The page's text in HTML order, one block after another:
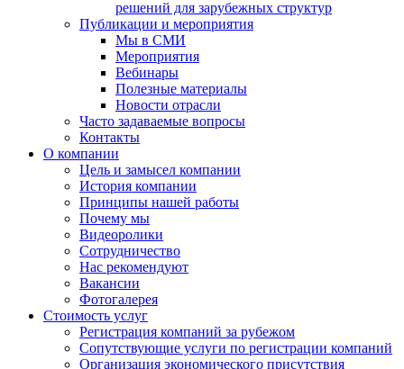
решений для зарубежных структур
Публикации и мероприятия
Мы в СМИ
Мероприятия
Вебинары
Полезные материалы
Новости отрасли
Часто задаваемые вопросы
Контакты
О компании
Цель и замысел компании
История компании
Принципы нашей работы
Почему мы
Видеоролики
Сотрудничество
Нас рекомендуют
Вакансии
Фотогалерея
Стоимость услуг
Регистрация компаний за рубежом
Сопутствующие услуги по регистрации компаний
Организация экономического присутствия